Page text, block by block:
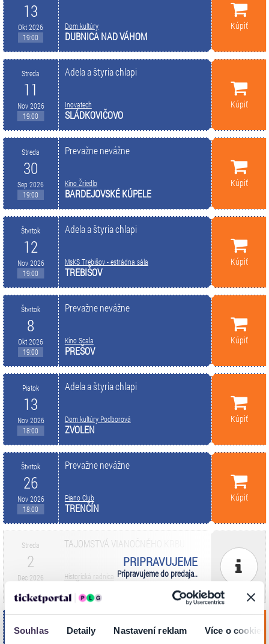
Souhlas Detaily Nastavení reklam Více o cookies
13
Okt 2026
19:00
Dom kultúry
DUBNICA NAD VÁHOM
Kúpiť
Streda
11
Nov 2026
19:00
Adela a štyria chlapi
Inovatech
SLÁDKOVIČOVO
Kúpiť
Streda
30
Sep 2026
19:00
Prevažne nevážne
Kino Žriedlo
BARDEJOVSKÉ KÚPELE
Kúpiť
Štvrtok
12
Nov 2026
19:00
Adela a štyria chlapi
MsKS Trebišov - estrádna sála
TREBIŠOV
Kúpiť
Štvrtok
8
Okt 2026
19:00
Prevažne nevážne
Kino Scala
PREŠOV
Kúpiť
Piatok
13
Nov 2026
18:00
Adela a štyria chlapi
Dom kultúry Podborová
ZVOLEN
Kúpiť
Štvrtok
26
Nov 2026
18:00
Prevažne nevážne
Piano Club
TRENČÍN
Kúpiť
Streda
2
Dec 2026
PRIPRAVUJEME
Pripravujeme do predaja..
TAJOMSTVÁ VIANOČNÉHO KRBU
Historická radnica
22